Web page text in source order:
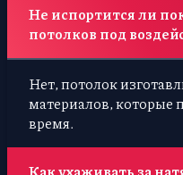
Не испортится ли
потолков под
Нет, потолок
материалов, которые
время.